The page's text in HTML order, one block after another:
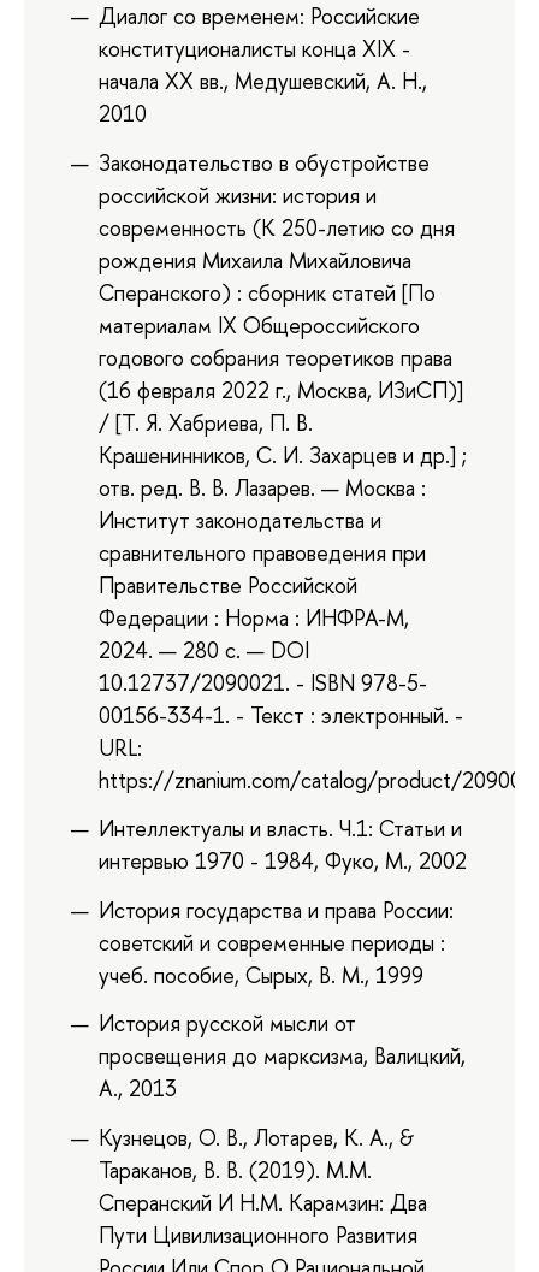
Диалог со временем: Российские
конституционалисты конца XIX -
начала XX вв., Медушевский, А. Н.,
2010
Законодательство в обустройстве
российской жизни: история и
современность (К 250-летию со дня
рождения Михаила Михайловича
Сперанского) : сборник статей [По
материалам IX Общероссийского
годового собрания теоретиков права
(16 февраля 2022 г., Москва, ИЗиСП)]
/ [Т. Я. Хабриева, П. В.
Крашенинников, С. И. Захарцев и др.] ;
отв. ред. В. В. Лазарев. — Москва :
Институт законодательства и
сравнительного правоведения при
Правительстве Российской
Федерации : Норма : ИНФРА-М,
2024. — 280 с. — DOI
10.12737/2090021. - ISBN 978-5-
00156-334-1. - Текст : электронный. -
URL:
https://znanium.com/catalog/product/
Интеллектуалы и власть. Ч.1: Статьи и
интервью 1970 - 1984, Фуко, М., 2002
История государства и права России:
советский и современные периоды :
учеб. пособие, Сырых, В. М., 1999
История русской мысли от
просвещения до марксизма, Валицкий,
А., 2013
Кузнецов, О. В., Лотарев, К. А., &
Тараканов, В. В. (2019). М.М.
Сперанский И Н.М. Карамзин: Два
Пути Цивилизационного Развития